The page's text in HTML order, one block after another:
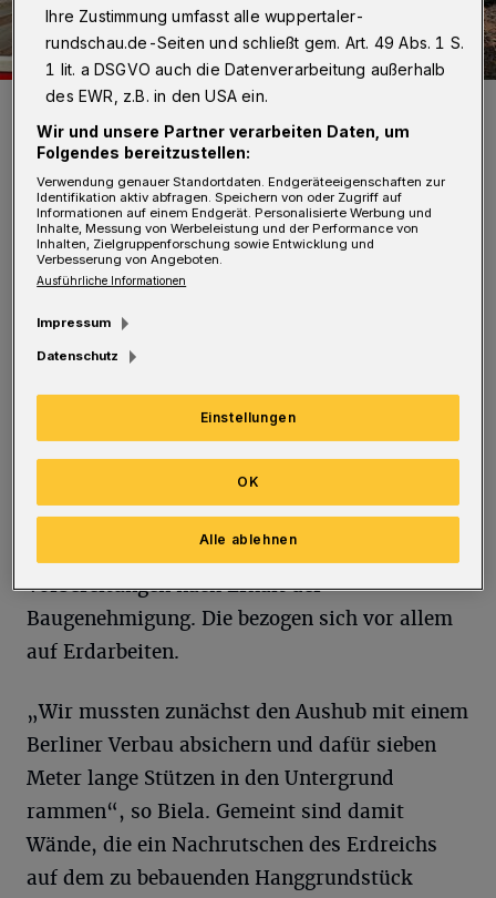
Der aktuelle Stand auf der Baustelle mit der Absicherungs-Wand
Foto: Simone Bahrmann
A uf dem Areal der Ende 2023
abgerissenen Gaststätte errichtet die
Bauträgergesellschaft DSK drei
Tiefgrarage und Stellplätzen. Geschäftsführer
Rundschau, dass der Rohbau in diesen Tagen
in Angriff genommen werde. Und erzählt von
den dafür nötigen zeitaufwändigen
Vorbereitungen nach Erhalt der
Baugenehmigung. Die bezogen sich vor allem
auf Erdarbeiten.
„Wir mussten zunächst den Aushub mit einem
Berliner Verbau absichern und dafür sieben
Meter lange Stützen in den Untergrund
rammen“, so Biela. Gemeint sind damit
Wände, die ein Nachrutschen des Erdreichs
auf dem zu bebauenden Hanggrundstück
Ihre Zustimmung umfasst alle wuppertaler-
rundschau.de-Seiten und schließt gem. Art. 49 Abs. 1 S.
1 lit. a DSGVO auch die Datenverarbeitung außerhalb
des EWR, z.B. in den USA ein.
Wir und unsere Partner verarbeiten Daten, um
Folgendes bereitzustellen:
Verwendung genauer Standortdaten. Endgeräteeigenschaften zur
Identifikation aktiv abfragen. Speichern von oder Zugriff auf
Informationen auf einem Endgerät. Personalisierte Werbung und
Inhalte, Messung von Werbeleistung und der Performance von
Inhalten, Zielgruppenforschung sowie Entwicklung und
Verbesserung von Angeboten.
Ausführliche Informationen
Impressum
Datenschutz
Einstellungen
Alle ablehnen
OK